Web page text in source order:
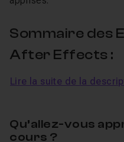
Sommaire des
After Effects :
Introduction:
utiliser la fonction "time".
Affichage
Lire la suite de la
Qu’allez-vous
cours ?